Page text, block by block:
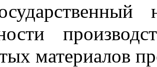
материалов